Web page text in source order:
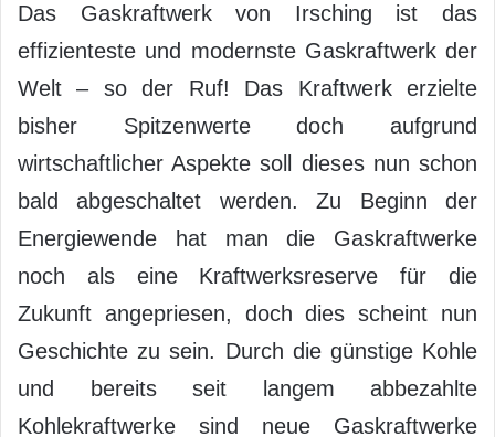
Das Gaskraftwerk von Irsching ist das
effizienteste und modernste Gaskraftwerk der
Welt – so der Ruf! Das Kraftwerk erzielte
bisher Spitzenwerte doch aufgrund
wirtschaftlicher Aspekte soll dieses nun schon
bald abgeschaltet werden. Zu Beginn der
Energiewende hat man die Gaskraftwerke
noch als eine Kraftwerksreserve für die
Zukunft angepriesen, doch dies scheint nun
Geschichte zu sein. Durch die günstige Kohle
und bereits seit langem abbezahlte
Kohlekraftwerke sind neue Gaskraftwerke